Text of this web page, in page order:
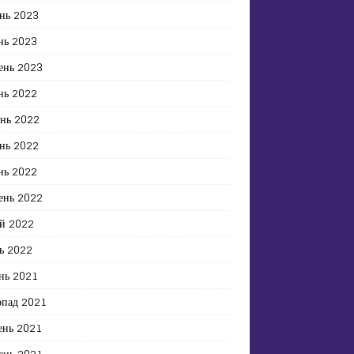
2023
2023
2023
2022
2022
2022
2022
2022
2022
2022
2021
2021
2021